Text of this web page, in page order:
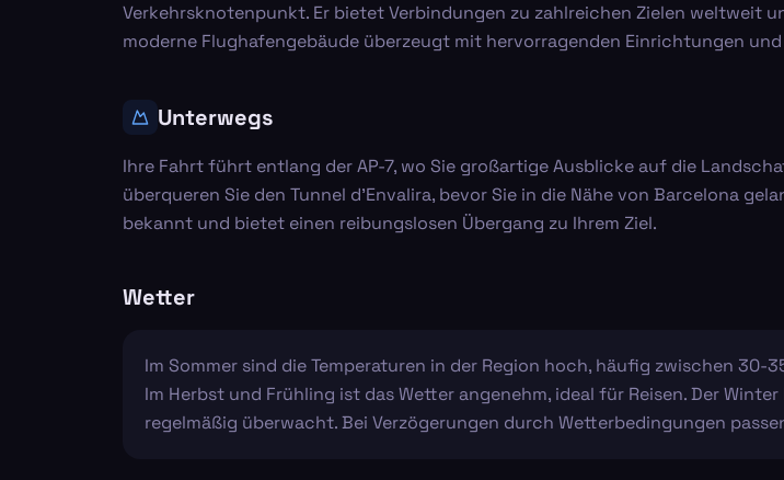
Verkehrsknotenpunkt. Er bietet Verbindungen zu zahlreichen Zielen weltweit
moderne Flughafengebäude überzeugt mit hervorragenden Einrichtungen
Unterwegs
Ihre Fahrt führt entlang der AP-7, wo Sie großartige Ausblicke auf die
überqueren Sie den Tunnel d'Envalira, bevor Sie in die Nähe von Barcelona
bekannt und bietet einen reibungslosen Übergang zu Ihrem Ziel.
Wetter
Im Sommer sind die Temperaturen in der Region hoch, häufig zwischen 30-
Im Herbst und Frühling ist das Wetter angenehm, ideal für Reisen. Der
regelmäßig überwacht. Bei Verzögerungen durch Wetterbedingungen